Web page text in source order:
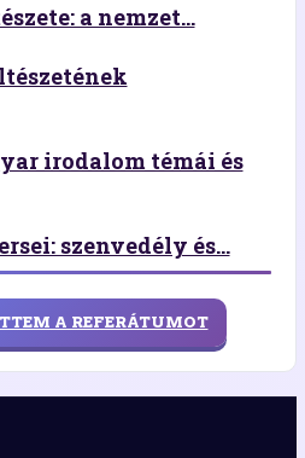
a nemzet...
irodalom témái és
szenvedély és...
A REFERÁTUMOT